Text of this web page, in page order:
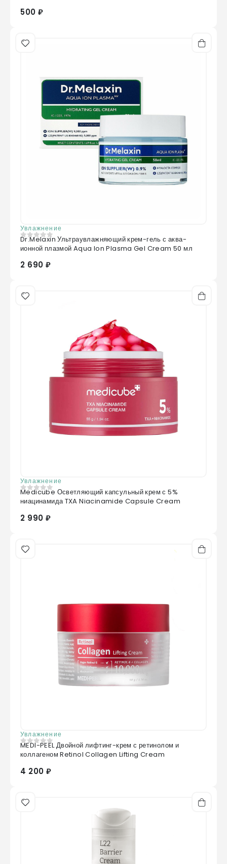
500 ₽
Увлажнение
0из 5
Dr.Melaxin Ультраувлажняющий крем-гель с аква-
ионной плазмой Aqua Ion Plasma Gel Cream 50 мл
2 690 ₽
Увлажнение
0из 5
Medicube Осветляющий капсульный крем с 5%
ниацинамида TXA Niacinamide Capsule Cream
2 990 ₽
Увлажнение
0из 5
MEDI-PEEL Двойной лифтинг-крем с ретинолом и
коллагеном Retinol Collagen Lifting Cream
4 200 ₽